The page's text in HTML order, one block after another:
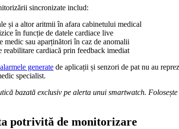
sincronizate includ:
și a altor aritmii în afara cabinetului medical
în funcție de datele cardiace live
medic sau aparținători în caz de anomalii
reabilitare cardiacă prin feedback imediat
generate de aplicații și senzori de pat nu au
specialist.
bazată exclusiv pe alerta unui smartwatch.
potrivită de monitorizare